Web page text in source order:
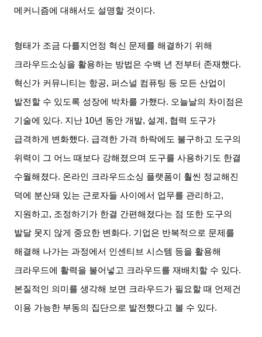
메커니즘에 대해서도 설명할 것이다.
형태가 조금 다를지언정 혁신 문제를 해결하기 위해
크라우드소싱을 활용하는 방법은 수백 년 전부터 존재했다.
혁신가 커뮤니티는 항공,퍼스널 컴퓨팅 등 모든 산업이
발전할 수 있도록 성장에 박차를 가했다. 오늘날의 차이점은
기술에 있다. 지난 10년 동안 개발, 설계 , 협력 도구가
급격하게 변화했다. 급격한 가격 하락에도 불구하고 도구의
위력이 그 어느 때보다 강해졌으며 도구를 사용하기도 한결
수월해졌다. 온라인 크라우드소싱 플랫폼이 훨씬 정교해진
덕에 분산돼 있는 근로자들 사이에서 업무를 관리하고,
지원하고, 조정하기가 한결 간편해졌다는 점 또한 도구의
발달 못지 않게 중요한 변화다. 기업은 반복적으로 문제를
해결해 나가는 과정에서 인센티브 시스템 등을 활용해
크라우드에 활력을 불어넣고 크라우드를 재배치할 수 있다.
본질적인 의미를 생각해 보면 크라우드가 필요할 때 언제건
이용 가능한 부동의 집단으로 발전했다고 볼 수 있다.